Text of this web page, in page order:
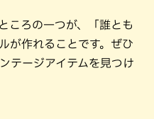
ころの一つが、「誰とも
が作れることです。ぜひ
テージアイテムを見つけ